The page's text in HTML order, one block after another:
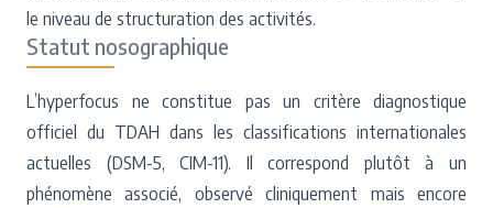
le niveau de structuration des activités.
Statut nosographique
L’hyperfocus ne constitue pas un critère diagnostique
officiel du TDAH dans les classifications internationales
actuelles (DSM-5, CIM-11). Il correspond plutôt à un
phénomène associé, observé cliniquement mais encore